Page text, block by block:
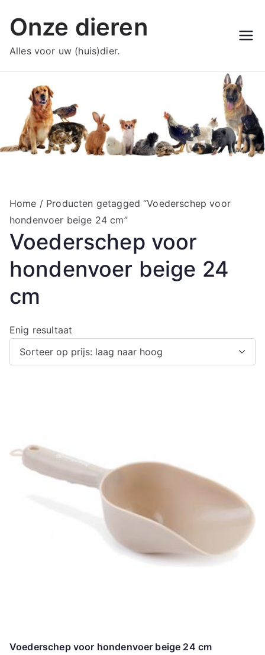
naar
inhoud
Onze dieren
Alles voor uw (huis)dier.
Home / Producten getagged “Voederschep voor
hondenvoer beige 24 cm”
Voederschep voor
hondenvoer beige 24
cm
Enig resultaat
Voederschep voor hondenvoer beige 24 cm